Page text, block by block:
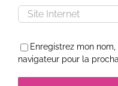
Enregistrez mon
navigateur pour la